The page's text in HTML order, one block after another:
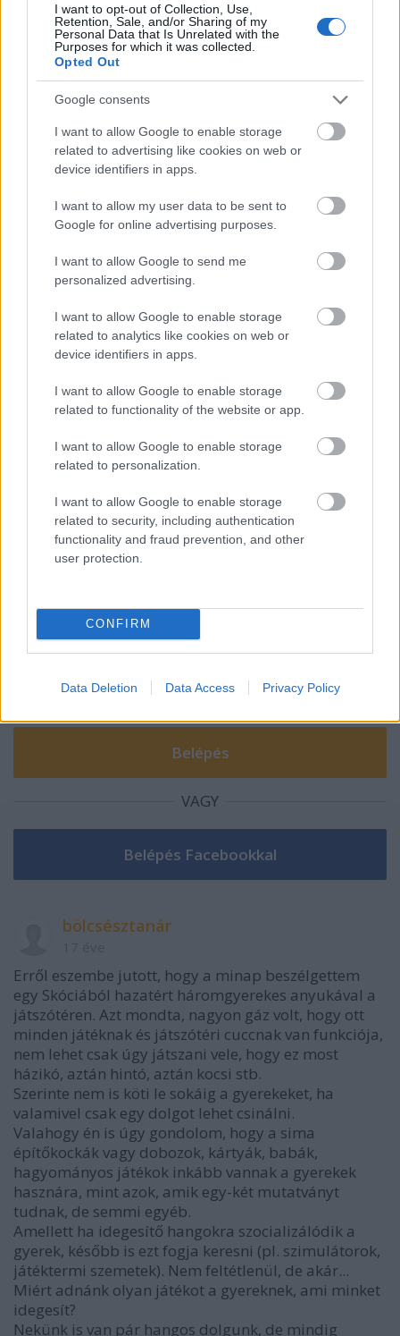
I want to opt-out of Collection, Use,
Retention, Sale, and/or Sharing of my
Personal Data that Is Unrelated with the
Purposes for which it was collected.
Opted Out
Google consents
I want to allow Google to enable storage
related to advertising like cookies on web or
device identifiers in apps.
I want to allow my user data to be sent to
Google for online advertising purposes.
I want to allow Google to send me
personalized advertising.
I want to allow Google to enable storage
related to analytics like cookies on web or
device identifiers in apps.
I want to allow Google to enable storage
related to functionality of the website or app.
I want to allow Google to enable storage
related to personalization.
I want to allow Google to enable storage
related to security, including authentication
functionality and fraud prevention, and other
user protection.
CONFIRM
Data Deletion Data Access Privacy Policy
Ajánlott bejegyzések:
Mégis maradunk
Elköltözünk!
Csúnya beszéd - honnan tanulja a
gyerek?
A hozzászóláshoz be kell lépned!
VAGY
bölcsésztanár
Erről eszembe jutott, hogy a minap beszélgettem
egy Skóciából hazatért háromgyerekes anyukával a
játszótéren. Azt mondta, nagyon gáz volt, hogy ott
minden játéknak és játszótéri cuccnak van funkciója,
nem lehet csak úgy játszani vele, hogy ez most
házikó, aztán hintó, aztán kocsi stb.
Szerinte nem is köti le sokáig a gyerekeket, ha
valamivel csak egy dolgot lehet csinálni.
Valahogy én is úgy gondolom, hogy a sima
építőkockák vagy dobozok, kártyák, babák,
hagyományos játékok inkább vannak a gyerekek
hasznára, mint azok, amik egy-két mutatványt
tudnak, de semmi egyéb.
Amellett ha idegesítő hangokra szocializálódik a
gyerek, később is ezt fogja keresni (pl. szimulátorok,
játéktermi szemetek). Nem feltétlenül, de akár...
Miért adnánk olyan játékot a gyereknek, ami minket
idegesít?
Nekünk is van pár hangos dolgunk, de mindig